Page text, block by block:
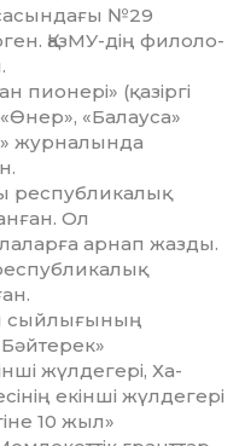
№29
ҚазМУ-дің филоло­
пионері» (қазіргі
«Балауса»
журналында
республикалық
Ол
арнап жаз­ды.
сыйлығының
жүлдегері, Ха­
екінші жүлдегері
10 жыл»